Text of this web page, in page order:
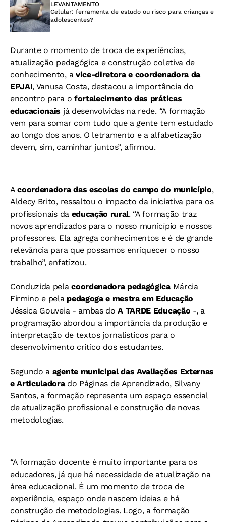
LEVANTAMENTO
Celular: ferramenta de estudo ou risco para crianças e
adolescentes?
Durante o momento de troca de experiências,
atualização pedagógica e construção coletiva de
conhecimento, a vice-diretora e coordenadora da
EPJAI, Vanusa Costa, destacou a importância do
encontro para o fortalecimento das práticas
educacionais já desenvolvidas na rede. “A formação
vem para somar com tudo que a gente tem estudado
ao longo dos anos. O letramento e a alfabetização
devem, sim, caminhar juntos”, afirmou.
Acoordenadora das escolas do campo do município,
Aldecy Brito, ressaltou o impacto da iniciativa para os
profissionais da educação rural. “A formação traz
novos aprendizados para o nosso município e nossos
professores. Ela agrega conhecimentos e é de grande
relevância para que possamos enriquecer o nosso
trabalho”, enfatizou.
Conduzida pelacoordenadora pedagógicaMárcia
Firmino e pela pedagoga e mestra em Educação
Jéssica Gouveia - ambas doA TARDE Educação -, a
programação abordou a importância da produção e
interpretação de textos jornalísticos para o
desenvolvimento crítico dos estudantes.
Segundo a agente municipal das Avaliações Externas
e Articuladorado Páginas de Aprendizado, Silvany
Santos, a formação representa um espaço essencial
de atualização profissional e construção de novas
metodologias.
“A formação docente é muito importante para os
educadores, já que há necessidade de atualização na
área educacional. É um momento de troca de
experiência, espaço onde nascem ideias e há
construção de metodologias. Logo, a formação